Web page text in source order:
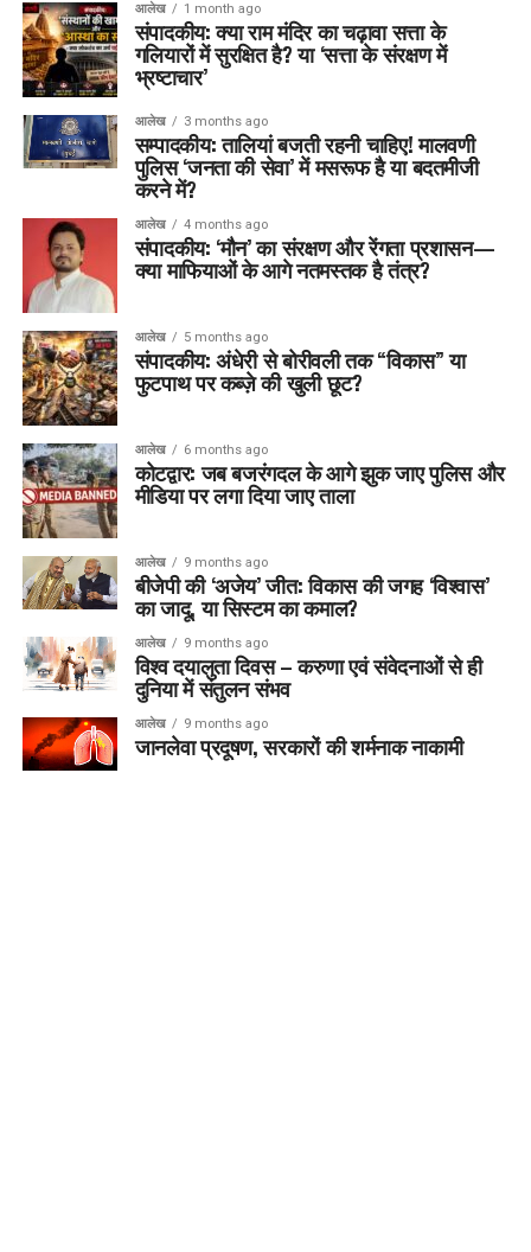
आलेख 1 month ago
संपादकीय: क्या राम मंदिर का चढ़ावा सत्ता के
गलियारों में सुरक्षित है? या ‘सत्ता के संरक्षण में
भ्रष्टाचार’
आलेख 3 months ago
सम्पादकीय: तालियां बजती रहनी चाहिए! मालवणी
पुलिस ‘जनता की सेवा’ में मसरूफ है या बदतमीजी
करने में?
आलेख 4 months ago
संपादकीय: ‘मौन’ का संरक्षण और रेंगता प्रशासन—
क्या माफियाओं के आगे नतमस्तक है तंत्र?
आलेख 5 months ago
संपादकीय: अंधेरी से बोरीवली तक “विकास” या
फुटपाथ पर कब्ज़े की खुली छूट?
आलेख 6 months ago
कोटद्वार: जब बजरंगदल के आगे झुक जाए पुलिस और
मीडिया पर लगा दिया जाए ताला
आलेख 9 months ago
बीजेपी की ‘अजेय’ जीत: विकास की जगह ‘विश्वास’
का जादू, या सिस्टम का कमाल?
आलेख 9 months ago
विश्व दयालुता दिवस – करुणा एवं संवेदनाओं से ही
दुनिया में संतुलन संभव
आलेख 9 months ago
जानलेवा प्रदूषण, सरकारों की शर्मनाक नाकामी